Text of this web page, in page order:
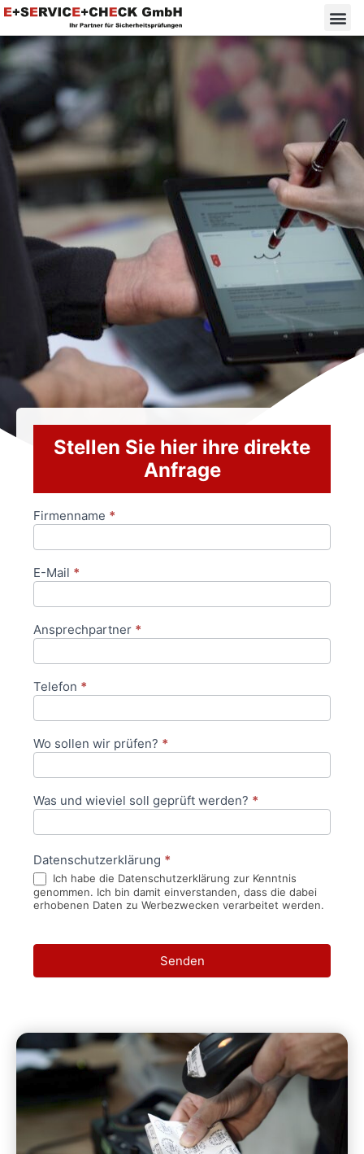
Stellen Sie hier ihre direkte
Anfrage
Anfrageformular
Firmenname *
E-Mail *
Ansprechpartner *
Telefon *
Wo sollen wir prüfen? *
Was und wieviel soll geprüft werden? *
Datenschutzerklärung *
Ich habe die Datenschutzerklärung zur Kenntnis
genommen. Ich bin damit einverstanden, dass die dabei
erhobenen Daten zu Werbezwecken verarbeitet werden.
Senden